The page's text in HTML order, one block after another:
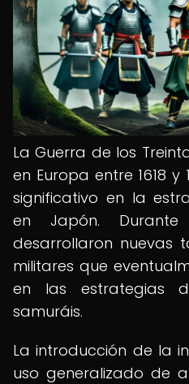
La Guerra de los
en Europa entre 1618
significativo en la
en Japón.
desarrollaron nuevas
militares que
en las estrategias
samuráis.
La introducción de la
uso generalizado de